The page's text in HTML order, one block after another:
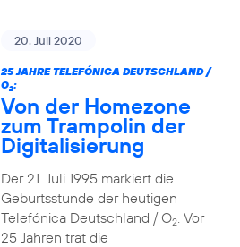
20. Juli 2020
25 JAHRE TELEFÓNICA DEUTSCHLAND /
O2:
Von der Homezone
zum Trampolin der
Digitalisierung
Der 21. Juli 1995 markiert die
Geburtsstunde der heutigen
Telefónica Deutschland / O2. Vor
25 Jahren trat die